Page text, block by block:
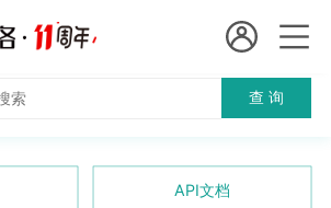
查 询
API文档